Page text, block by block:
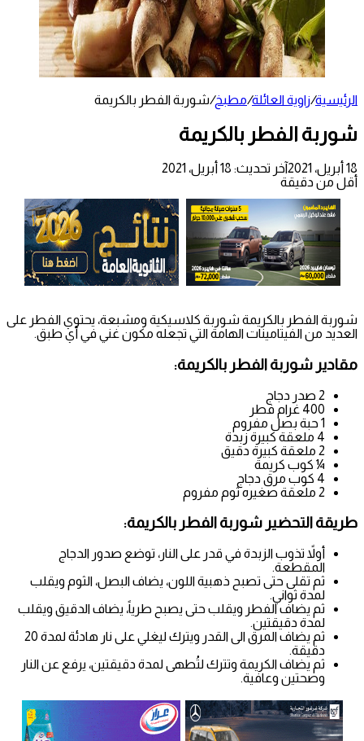
الرئيسية/زاوية العائلة/مطبخ/شوربة الفطر بالكريمة
شوربة الفطر بالكريمة
18 أبريل، 2021
آخر تحديث: 18 أبريل، 2021
أقل من دقيقة
شوربة الفطر بالكريمة شوربة كلاسيكية ومشبعة، يحتوي الفطر على
العديد من الفيتامينات الهامة التي تجعله مكون غني في أي طبق.
مقادير شوربة الفطر بالكريمة:
2 صدر دجاج
400 غرام فطر
1 حبة بصل مفروم
4 ملعقة كبيرة زبدة
2 ملعقة كبيرة دقيق
¼ كوب كريمة
4 كوب مرق دجاج
2 ملعقة صغيره ثوم مفروم
طريقة التحضير شوربة الفطر بالكريمة:
أولاً تذوب الزبدة في قدر على النار، توضع صدور الدجاج
المقطعة.
ثم تقلى حتى تصبح ذهبية اللون، يضاف البصل، الثوم ويقلب
لمدة ثواني.
ثم يضاف الفطر ويقلب حتى يصبح طرياً، يضاف الدقيق ويقلب
لمدة دقيقتين.
ثم يضاف المرق الى القدر ويترك ليغلي على نار هادئة لمدة 20
دقيقة.
ثم يضاف الكريمة وتترك لتُطهى لمدة دقيقتين، يرفع عن النار
وصحتين وعافية.